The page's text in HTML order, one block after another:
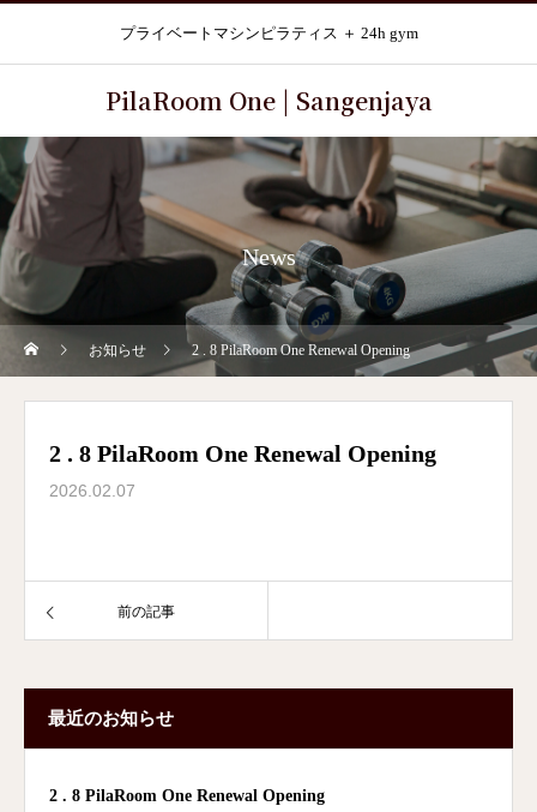
プライベートマシンピラティス ＋ 24h gym
PilaRoom One | Sangenjaya
News
お知らせ 2 . 8 PilaRoom One Renewal Opening
2 . 8 PilaRoom One Renewal Opening
2026.02.07
前の記事
最近のお知らせ
2 . 8 PilaRoom One Renewal Opening